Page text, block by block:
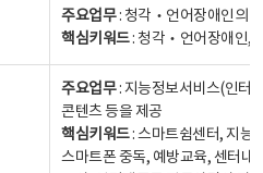
주요업무: 청각‧언어장애인의
핵심키워드: 청각‧언어장애인,
주요업무: 지능정보서비스(인터
콘텐츠 등을 제공
핵심키워드: 스마트쉼센터, 지능
스마트폰 중독, 예방교육, 센터내